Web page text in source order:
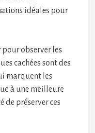
idéales pour
pour observer les
cachées sont des
marquent les
à une meilleure
de préserver ces